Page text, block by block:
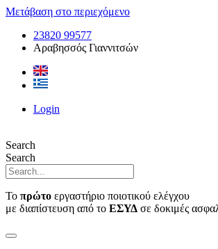
Μετάβαση στο περιεχόμενο
23820 99577
Αραβησσός Γιαννιτσών
Login
Search
Search
Το πρώτο εργαστήριο ποιοτικού ελέγχου
με διαπίστευση από το ΕΣΥΔ σε δοκιμές